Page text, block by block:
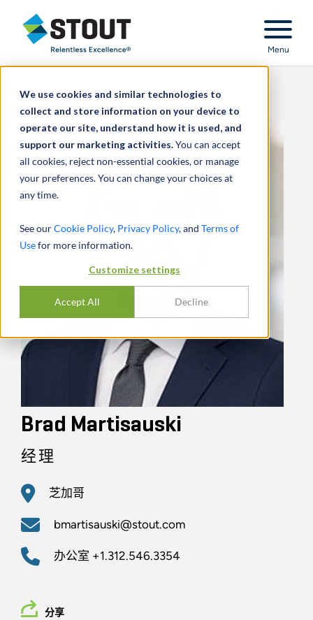
We use cookies and similar technologies to
collect and store information on your device to
operate our site, understand how it is used, and
support our marketing activities.You can accept
all cookies, reject non-essential cookies, or manage
your preferences. You can change your choices at
any time.
See ourCookie Policy, Privacy Policy, and Terms of
Usefor more information.
Customize settings
Accept All Decline
Stout Relentless Excellence
Menu
Brad Martisauski
经理
芝加哥
bmartisauski@stout.com
办公室 +1.312.546.3354
分享